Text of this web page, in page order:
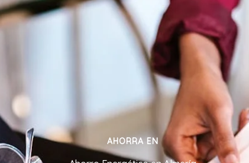
AHORRA EN